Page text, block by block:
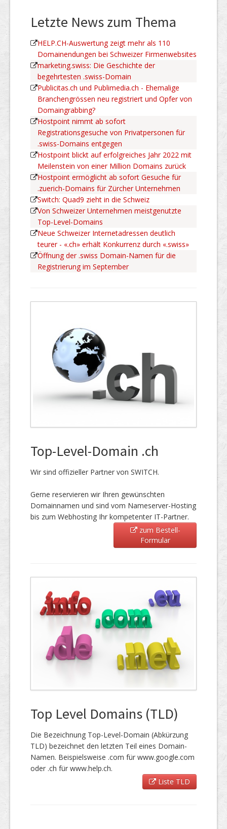
Letzte News zum Thema
HELP.CH-Auswertung zeigt mehr als 110
Domainendungen bei Schweizer Firmenwebsites
marketing.swiss: Die Geschichte der
begehrtesten .swiss-Domain
Publicitas.ch und Publimedia.ch - Ehemalige
Branchengrössen neu registriert und Opfer von
Domaingrabbing?
Hostpoint nimmt ab sofort
Registrationsgesuche von Privatpersonen für
.swiss-Domains entgegen
Hostpoint blickt auf erfolgreiches Jahr 2022 mit
Meilenstein von einer Million Domains zurück
Hostpoint ermöglicht ab sofort Gesuche für
.zuerich-Domains für Zürcher Unternehmen
Switch: Quad9 zieht in die Schweiz
Von Schweizer Unternehmen meistgenutzte
Top-Level-Domains
Neue Schweizer Internetadressen deutlich
teurer - «.ch» erhält Konkurrenz durch «.swiss»
Öffnung der .swiss Domain-Namen für die
Registrierung im September
Top-Level-Domain .ch
Wir sind offizieller Partner von SWITCH.
Gerne reservieren wir Ihren gewünschten
Domainnamen und sind vom Nameserver-Hosting
bis zum Webhosting Ihr kompetenter IT-Partner.
zum Bestell-
Formular
Top Level Domains (TLD)
Die Bezeichnung Top-Level-Domain (Abkürzung
TLD) bezeichnet den letzten Teil eines Domain-
Namen. Beispielsweise .com für www.google.com
oder .ch für www.help.ch.
Liste TLD